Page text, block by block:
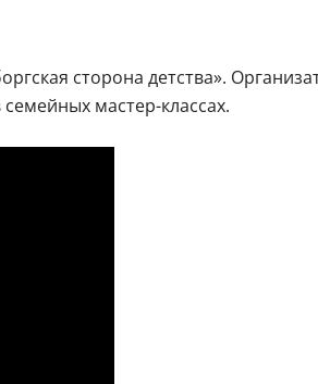
сторона детства».
мастер-классах.